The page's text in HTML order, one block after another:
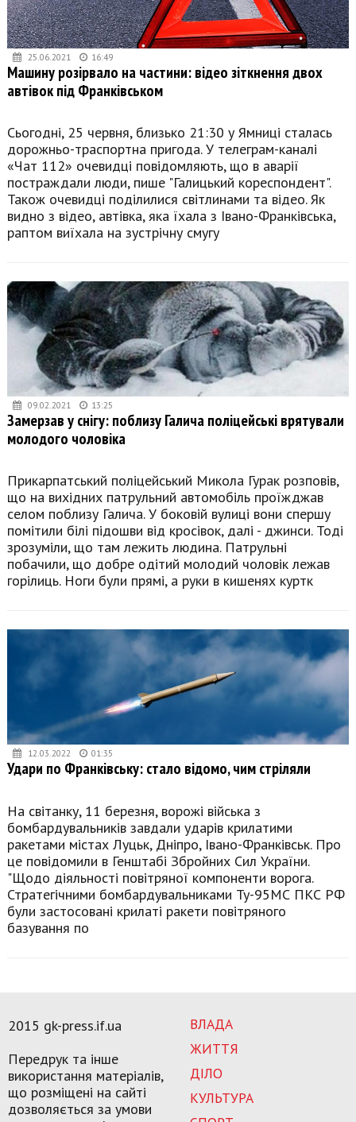
25.06.2021 16:49
Машину розірвало на частини: відео зіткнення двох
автівок під Франківськом
Сьогодні, 25 червня, близько 21:30 у Ямниці сталась
дорожньо-траспортна пригода. У телеграм-каналі
«Чат 112» очевидці повідомляють, що в аварії
постраждали люди, пише "Галицький кореспондент".
Також очевидці поділилися світлинами та відео. Як
видно з відео, автівка, яка їхала з Івано-Франківська,
раптом виїхала на зустрічну смугу
09.02.2021 13:25
Замерзав у снігу: поблизу Галича поліцейські врятували
молодого чоловіка
Прикарпатський поліцейський Микола Гурак розповів,
що на вихідних патрульний автомобіль проїжджав
селом поблизу Галича. У боковій вулиці вони спершу
помітили білі підошви від кросівок, далі - джинси. Тоді
зрозуміли, що там лежить людина. Патрульні
побачили, що добре одітий молодий чоловік лежав
горілиць. Ноги були прямі, а руки в кишенях куртк
12.03.2022 01:35
Удари по Франківську: стало відомо, чим стріляли
На світанку, 11 березня, ворожі війська з
бомбардувальників завдали ударів крилатими
ракетами містах Луцьк, Дніпро, Івано-Франківськ. Про
це повідомили в Генштабі Збройних Сил України.
"Щодо діяльності повітряної компоненти ворога.
Стратегічними бомбардувальниками Ту-95МС ПКС РФ
були застосовані крилаті ракети повітряного
базування по
ВЛАДА
ЖИТТЯ
ДІЛО
КУЛЬТУРА
2015 gk-press.if.ua
Передрук та інше
використання матеріалів,
що розміщені на сайті
дозволяється за умови